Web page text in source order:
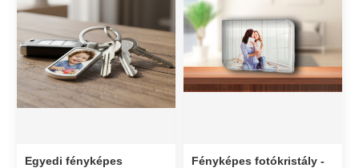
Egyedi fényképes
Fényképes fotókristály -